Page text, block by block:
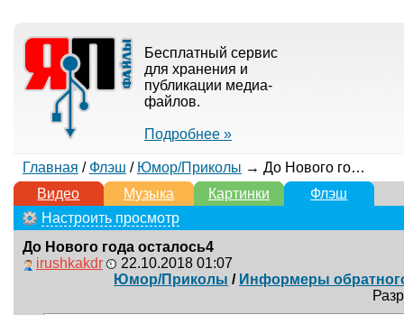
Бесплатный сервис
для хранения и
публикации медиа-
файлов.
Подробнее »
Главная / Флэш / Юмор/Приколы → До Нового года осталось4
Видео
Музыка Картинки
Флэш
Настроить просмотр
До Нового года осталось4
irushkakdr
22.10.2018 01:07
Юмор/Приколы / Информеры